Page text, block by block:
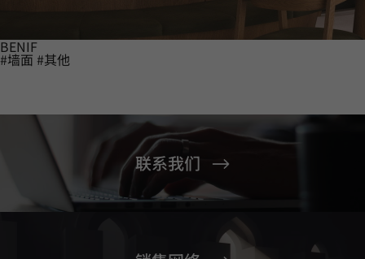
BENIF
#墙面 #其他
联系我们